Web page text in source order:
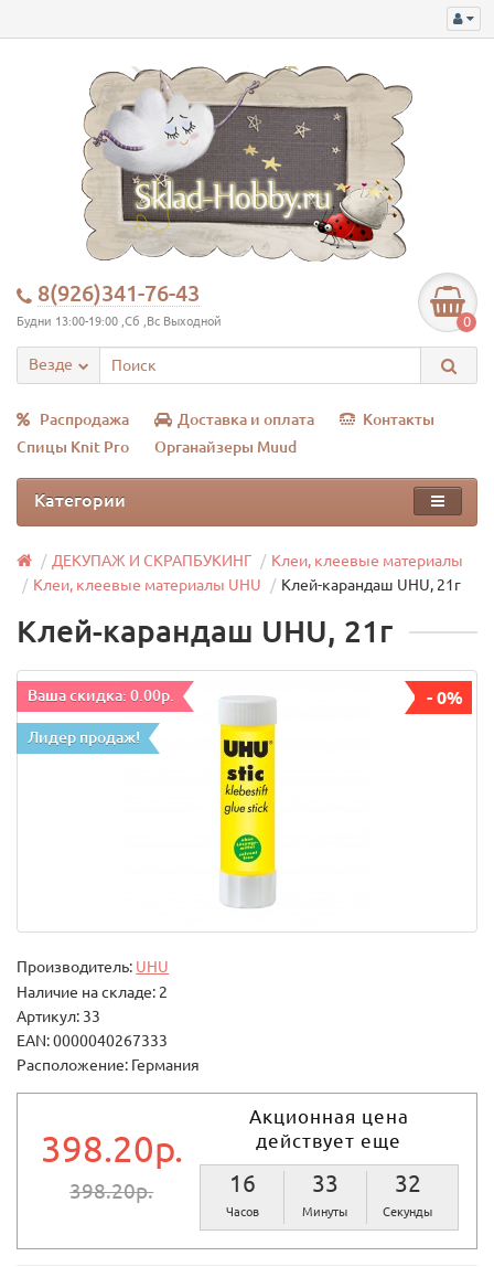
8(926)341-76-43
Будни 13:00-19:00 ,Сб ,Вс Выходной 0
Везде
Распродажа Доставка и оплата
Контакты
Спицы Knit Pro
Органайзеры Muud
Категории
ДЕКУПАЖ И СКРАПБУКИНГ
Клеи, клеевые материалы
Клеи, клеевые материалы UHU
Клей-карандаш UHU, 21г
Клей-карандаш UHU, 21г
Ваша скидка: 0.00р.
Лидер продаж!
- 0%
Производитель: UHU
Наличие на складе: 2
Артикул: 33
EAN: 0000040267333
Расположение: Германия
398.20р.
398.20р.
Акционная цена
действует еще
16
Часов
33
Минуты
32
Секунды